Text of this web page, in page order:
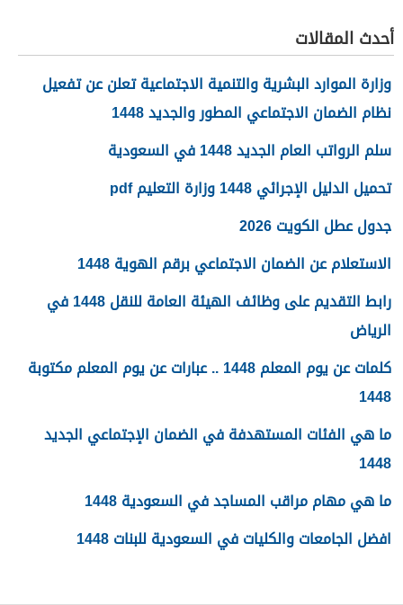
أحدث المقالات
وزارة الموارد البشرية والتنمية الاجتماعية تعلن عن تفعيل
نظام الضمان الاجتماعي المطور والجديد 1448
سلم الرواتب العام الجديد 1448 في السعودية
تحميل الدليل الإجرائي 1448 وزارة التعليم pdf
جدول عطل الكويت 2026
الاستعلام عن الضمان الاجتماعي برقم الهوية 1448
رابط التقديم على وظائف الهيئة العامة للنقل 1448 في
الرياض
كلمات عن يوم المعلم 1448 .. عبارات عن يوم المعلم مكتوبة
1448
ما هي الفئات المستهدفة في الضمان الإجتماعي الجديد
1448
ما هي مهام مراقب المساجد في السعودية 1448
افضل الجامعات والكليات في السعودية للبنات 1448